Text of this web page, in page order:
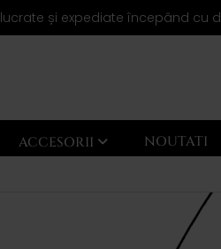
și expediate începând cu
ACCESORII NOUTATI